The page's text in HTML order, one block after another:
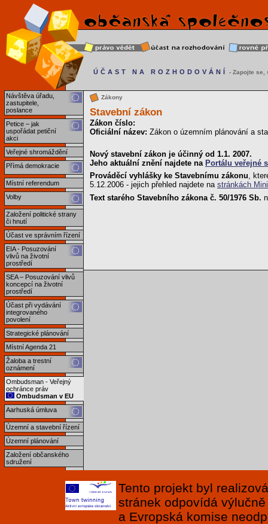
Návštěva úřadu,
zastupitele,
poslance
Petice – jak
uspořádat petiční
akci
Veřejné shromáždění
Přímá demokracie
Místní referendum
Volby
Založení politické strany
či hnutí
Účast ve správním řízení
EIA - Posuzování
vlivů na životní
prostředí
SEA – Posuzování vlivů
koncepcí na životní
prostředí
Účast při vydávání
integrovaného
povolení
Strategické plánování
Místní Agenda 21
Žaloba a trestní
oznámení
Ombudsman - Veřejný
ochránce práv
Ombudsman v EU
Aarhuská úmluva
Územní a stavební řízení
Územní plánování
Založení občanského
sdružení
ÚČAST NA ROZHODOVÁNÍ - Zapojte se,
Zákony
Stavební zákon
Zákon číslo:
Oficiální název: Zákon o územním plánování a
Nový stavební zákon je účinný od 1.1. 2007.
Jeho aktuální znění najdete na Portálu veřejné
Prováděcí vyhlášky ke Stavebnímu zákonu,
5.12.2006 - jejich přehled najdete na stránkách
Text starého Stavebního zákona č. 50/1976 Sb.
Tento projekt byl
stránek odpovídá
a Evropská komise